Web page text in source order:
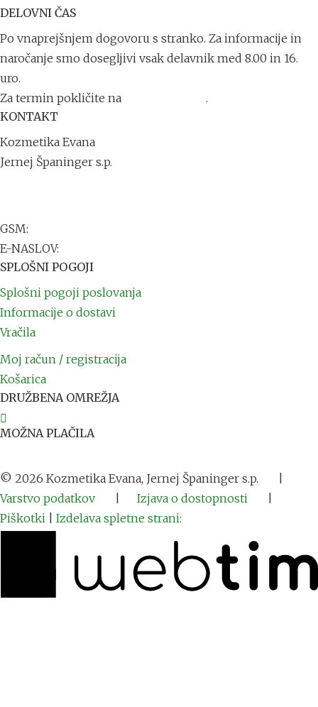
DELOVNI ČAS
Po vnaprejšnjem dogovoru s stranko. Za informacije in
naročanje smo dosegljivi vsak delavnik med 8.00 in 16.
uro.
Za termin pokličite na
.
KONTAKT
Kozmetika Evana
Jernej Španinger s.p.
GSM:
E-NASLOV:
SPLOŠNI POGOJI
Splošni pogoji poslovanja
Informacije o dostavi
Vračila
Moj račun / registracija
Košarica
DRUŽBENA OMREŽJA
MOŽNA PLAČILA
© 2026 Kozmetika Evana, Jernej Španinger s.p.
Varstvo podatkov
Izjava o dostopnosti
Piškotki
Izdelava spletne strani: